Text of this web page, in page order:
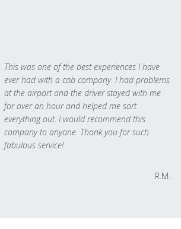
This was one of the best experiences I have
ever had with a cab company. I had problems
at the airport and the driver stayed with me
for over an hour and helped me sort
everything out. I would recommend this
company to anyone. Thank you for such
fabulous service!
R.M.